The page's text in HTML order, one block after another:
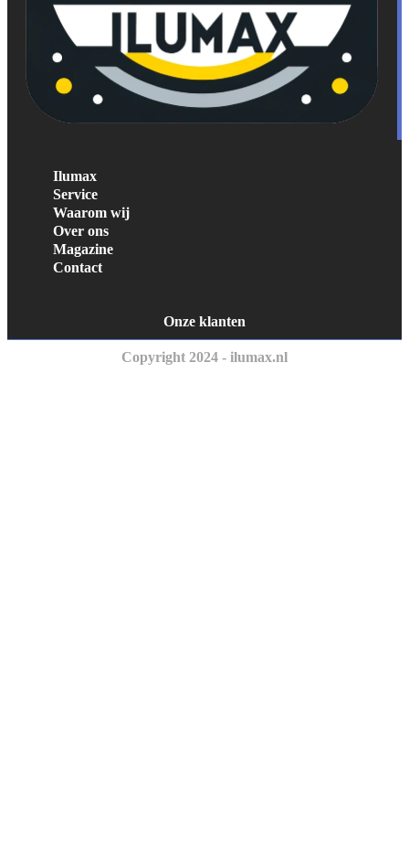
Ilumax
Service
Waarom wij
Over ons
Magazine
Contact
Onze klanten
Copyright 2024 - ilumax.nl